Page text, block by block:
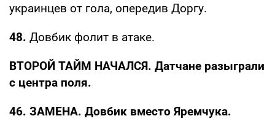
украинцев от гола, опередив Доргу.
48. Довбик фолит в атаке.
ВТОРОЙ ТАЙМ НАЧАЛСЯ. Датчане разыграли
с центра поля.
46. ЗАМЕНА. Довбик вместо Яремчука.